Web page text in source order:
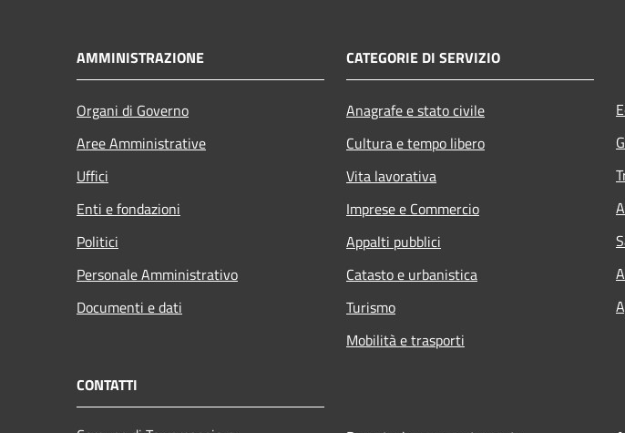
AMMINISTRAZIONE
Organi di Governo
Aree Amministrative
Uffici
Enti e fondazioni
Politici
Personale Amministrativo
Documenti e dati
CATEGORIE DI SERVIZIO
Anagrafe e stato civile
Cultura e tempo libero
Vita lavorativa
Imprese e Commercio
Appalti pubblici
Catasto e urbanistica
Turismo
Mobilità e trasporti
CONTATTI